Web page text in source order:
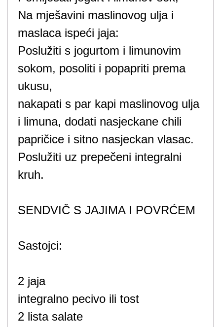
Na mješavini maslinovog ulja i
maslaca ispeći jaja:
Poslužiti s jogurtom i limunovim
sokom, posoliti i popapriti prema
ukusu,
nakapati s par kapi maslinovog ulja
i limuna, dodati nasjeckane chili
papričice i sitno nasjeckan vlasac.
Poslužiti uz prepečeni integralni
kruh.
SENDVIČ S JAJIMA I POVRĆEM
Sastojci:
2 jaja
integralno pecivo ili tost
2 lista salate